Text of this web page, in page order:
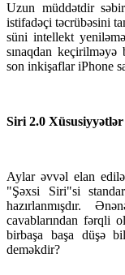
Uzun müddətdir
istifadəçi təcrübəsini
süni intellekt
sınaqdan keçirilməyə
son inkişaflar iPhone
Siri 2.0
Aylar əvvəl elan
"Şəxsi Siri"si
hazırlanmışdır.
cavablarından fərqli
birbaşa başa düşə
deməkdir?